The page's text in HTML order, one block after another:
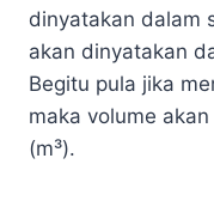
dinyatakan dalam
akan dinyatakan
Begitu pula jika
maka volume
(m³).